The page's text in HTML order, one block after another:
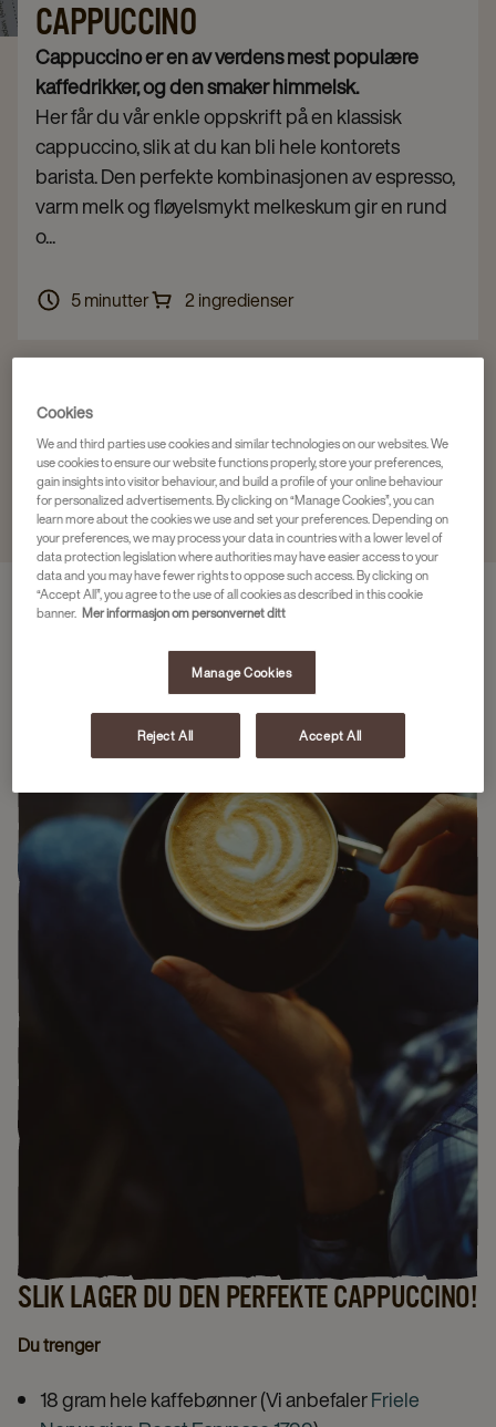
CAPPUCCINO
Cappuccino er en av verdens mest populære
kaffedrikker, og den smaker himmelsk.
Her får du vår enkle oppskrift på en klassisk
cappuccino, slik at du kan bli hele kontorets
barista. Den perfekte kombinasjonen av espresso,
varm melk og fløyelsmykt melkeskum gir en rund
o...
5 minutter 2 ingredienser
SLIK LAGER DU DEN PERFEKTE CAPPUCCINO!
Du trenger
18 gram hele kaffebønner (Vi anbefalerFriele
Cookies
We and third parties use cookies and similar technologies on our websites. We
use cookies to ensure our website functions properly, store your preferences,
gain insights into visitor behaviour, and build a profile of your online behaviour
for personalized advertisements. By clicking on “Manage Cookies”, you can
learn more about the cookies we use and set your preferences. Depending on
your preferences, we may process your data in countries with a lower level of
data protection legislation where authorities may have easier access to your
data and you may have fewer rights to oppose such access. By clicking on
“Accept All”, you agree to the use of all cookies as described in this cookie
banner. Mer informasjon om personvernet ditt
Manage Cookies
Reject All Accept All